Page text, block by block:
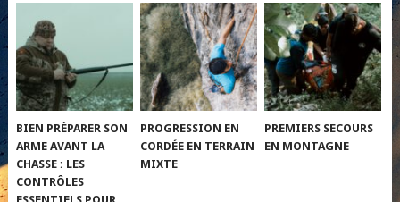
BIEN PRÉPARER SON
ARME AVANT LA
CHASSE : LES
CONTRÔLES
PROGRESSION EN
CORDÉE EN TERRAIN
MIXTE
PREMIERS SECOURS
EN MONTAGNE